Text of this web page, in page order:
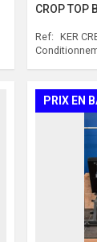
CROP TOP
Ref: KER
PRIX EN